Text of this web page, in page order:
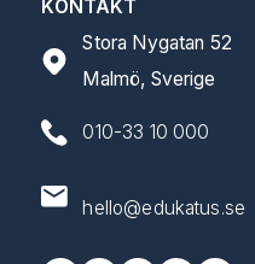
KONTAKT
Stora Nygatan 52
Malmö, Sverige
010-33 10 000
hello@edukatus.se